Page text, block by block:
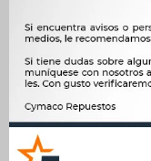
METALES FOTON JGO
BANCADA STD AUMAN
$6.002 $ 6.150